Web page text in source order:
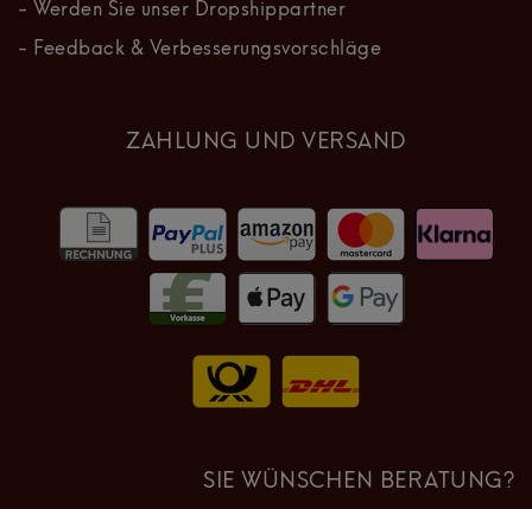
- Werden Sie unser Dropshippartner
- Feedback & Verbesserungsvorschläge
ZAHLUNG UND VERSAND
SIE WÜNSCHEN BERATUNG?